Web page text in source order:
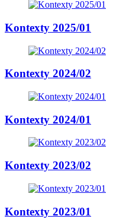
Kontexty 2025/01
Kontexty 2024/02
Kontexty 2024/01
Kontexty 2023/02
Kontexty 2023/01